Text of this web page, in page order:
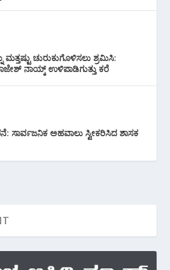
ಚುರುಕುಗೊಳಿಸಲು ಶ್ರಮಿಸಿ:
ನಾಯ್ಕ್ ಉಳಿಪಾಡಿಗುತ್ತು ಕರೆ
ಸಾರ್ವಜನಿಕ ಅಹವಾಲು ಸ್ವೀಕರಿಸಿದ ಶಾಸಕ